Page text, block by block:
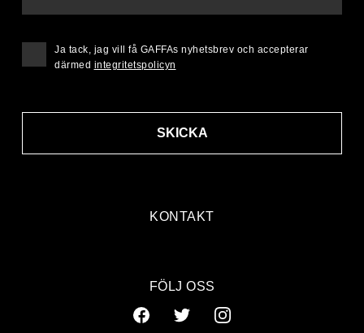
KONTAKT
SKICKA
Ja tack, jag vill få GAFFAs nyhetsbrev och accepterar
därmed integritetspolicyn
FÖLJ OSS